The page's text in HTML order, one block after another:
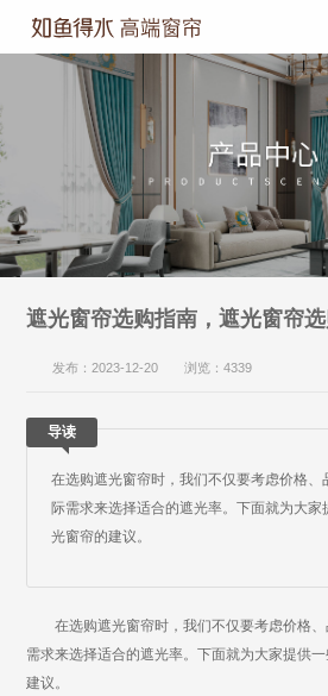
遮光窗帘选购指南，遮光窗帘
发布：2023-12-20 浏览：4339
导读
在选购遮光窗帘时，我们不仅要考虑价格
际需求来选择适合的遮光率。下面就为大家
光窗帘的建议。
在选购遮光窗帘时，我们不仅要考虑价格、
需求来选择适合的遮光率。下面就为大家提供
建议。